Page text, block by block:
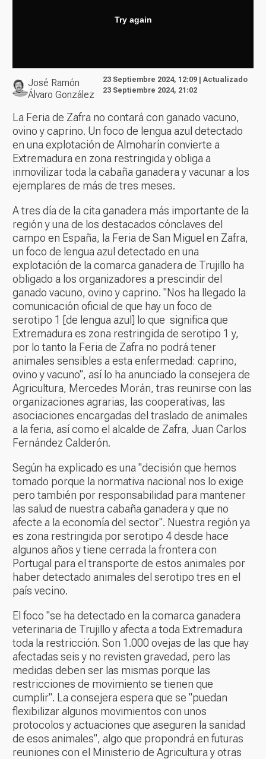
José Ramón
Álvaro González
23 Septiembre 2024, 12:09 | Actualizado
23 Septiembre 2024, 21:02
La Feria de Zafra no contará con ganado vacuno,
ovino y caprino. Un foco de lengua azul detectado
en una explotación de Almoharín convierte a
Extremadura en zona restringida y obliga a
inmovilizar toda la cabaña ganadera y vacunar a los
ejemplares de más de tres meses.
A tres día de la cita ganadera más importante de la
región y una de los destacados cónclaves del
campo en España, la Feria de San Miguel en Zafra,
un foco de lengua azul detectado en una
explotación de la comarca ganadera de Trujillo ha
obligado a los organizadores a prescindir del
ganado vacuno, ovino y caprino. "Nos ha llegado la
comunicación oficial de que hay un foco de
serotipo 1 [de lengua azul] lo que significa que
Extremadura es zona restringida de serotipo 1 y,
por lo tanto la Feria de Zafra no podrá tener
animales sensibles a esta enfermedad: caprino,
ovino y vacuno", así lo ha anunciado la consejera de
Agricultura, Mercedes Morán, tras reunirse con las
organizaciones agrarias, las cooperativas, las
asociaciones encargadas del traslado de animales
a la feria, así como el alcalde de Zafra, Juan Carlos
Fernández Calderón.
Según ha explicado es una "decisión que hemos
tomado porque la normativa nacional nos lo exige
pero también por responsabilidad para mantener
las salud de nuestra cabaña ganadera y que no
afecte a la economía del sector". Nuestra región ya
es zona restringida por serotipo 4 desde hace
algunos años y tiene cerrada la frontera con
Portugal para el transporte de estos animales por
haber detectado animales del serotipo tres en el
país vecino.
El foco "se ha detectado en la comarca ganadera
veterinaria de Trujillo y afecta a toda Extremadura
toda la restricción. Son 1.000 ovejas de las que hay
afectadas seis y no revisten gravedad, pero las
medidas deben ser las mismas porque las
restricciones de movimiento se tienen que
cumplir". La consejera espera que se "puedan
flexibilizar algunos movimientos con unos
protocolos y actuaciones que aseguren la sanidad
de esos animales", algo que propondrá en futuras
reuniones con el Ministerio de Agricultura y otras